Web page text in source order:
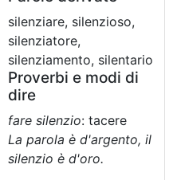
silenziare, silenzioso,
silenziatore,
silenziamento, silentario
Proverbi e modi di
dire
fare silenzio: tacere
La parola è d'argento, il
silenzio è d'oro.